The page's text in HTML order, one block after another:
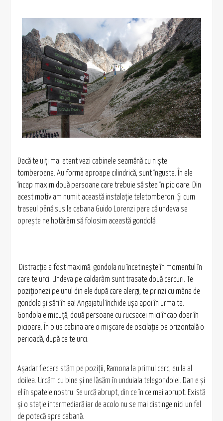
Dacă te uiţi mai atent vezi cabinele seamănă cu nişte
tomberoane. Au forma aproape cilindrică, sunt înguste. În ele
încap maxim două persoane care trebuie să stea în picioare. Din
acest motiv am numit această instalaţie teletomberon. Şi cum
traseul până sus la cabana Guido Lorenzi pare că undeva se
opreşte ne hotărâm să folosim această gondolă.
Distracţia a fost maximă: gondola nu încetineşte în momentul în
care te urci. Undeva pe caldarâm sunt trasate două cercuri. Te
poziţionezi pe unul din ele după care alergi, te prinzi cu mâna de
gondola şi sări în ea! Angajatul închide uşa apoi în urma ta.
Gondola e micuţă, două persoane cu rucsacei mici încap doar în
picioare. În plus cabina are o mişcare de oscilaţie pe orizontală o
perioadă, după ce te urci.
Aşadar fiecare stăm pe poziţii, Ramona la primul cerc, eu la al
doilea. Urcăm cu bine şi ne lăsăm în unduiala telegondolei. Dan e şi
el în spatele nostru. Se urcă abrupt, din ce în ce mai abrupt. Există
şi o staţie intermediară iar de acolo nu se mai distinge nici un fel
de potecă spre cabană.